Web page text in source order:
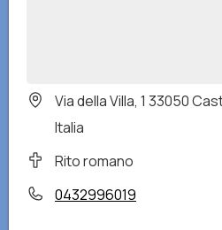
Via della Villa, 1 33050
Italia
Rito romano
0432996019